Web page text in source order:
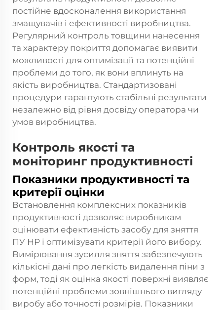
постійне вдосконалення використання
змащувачів і ефективності виробництва.
Регулярний контроль товщини нанесення
та характеру покриття допомагає виявити
можливості для оптимізації та потенційні
проблеми до того, як вони вплинуть на
якість виробництва. Стандартизовані
процедури гарантують стабільні результати
незалежно від рівня досвіду оператора чи
умов виробництва.
Контроль якості та
моніторинг продуктивності
Показники продуктивності та
критерії оцінки
Встановлення комплексних показників
продуктивності дозволяє виробникам
оцінювати ефективність засобу для зняття
ПУ НР і оптимізувати критерії його вибору.
Вимірювання зусилля зняття забезпечують
кількісні дані про легкість видалення піни з
форм, тоді як оцінка якості поверхні виявляє
потенційні проблеми зовнішнього вигляду
виробу або точності розмірів. Показники